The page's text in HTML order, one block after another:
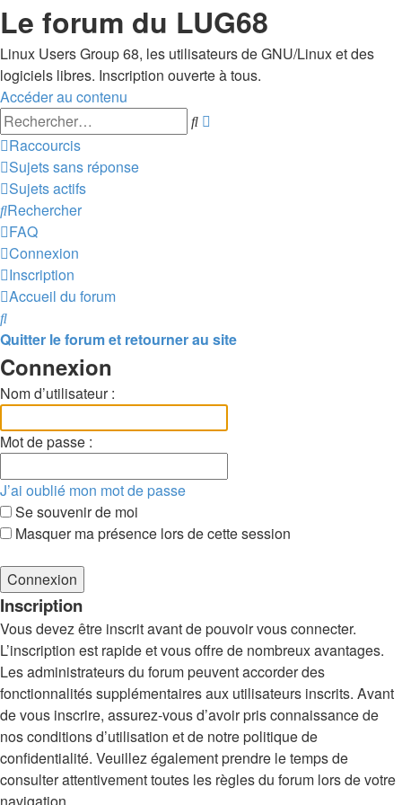
Le forum du LUG68
Linux Users Group 68, les utilisateurs de GNU/Linux et des
logiciels libres. Inscription ouverte à tous.
Accéder au contenu
Rechercher
Raccourcis
Sujets sans réponse
Sujets actifs
Rechercher
FAQ
Connexion
Inscription
Accueil du forum
Rechercher
Quitter le forum et retourner au site
Connexion
Nom d’utilisateur :
Mot de passe :
J’ai oublié mon mot de passe
Se souvenir de moi
Masquer ma présence lors de cette session
Inscription
Vous devez être inscrit avant de pouvoir vous connecter.
L’inscription est rapide et vous offre de nombreux avantages.
Les administrateurs du forum peuvent accorder des
fonctionnalités supplémentaires aux utilisateurs inscrits. Avant
de vous inscrire, assurez-vous d’avoir pris connaissance de
nos conditions d’utilisation et de notre politique de
confidentialité. Veuillez également prendre le temps de
consulter attentivement toutes les règles du forum lors de votre